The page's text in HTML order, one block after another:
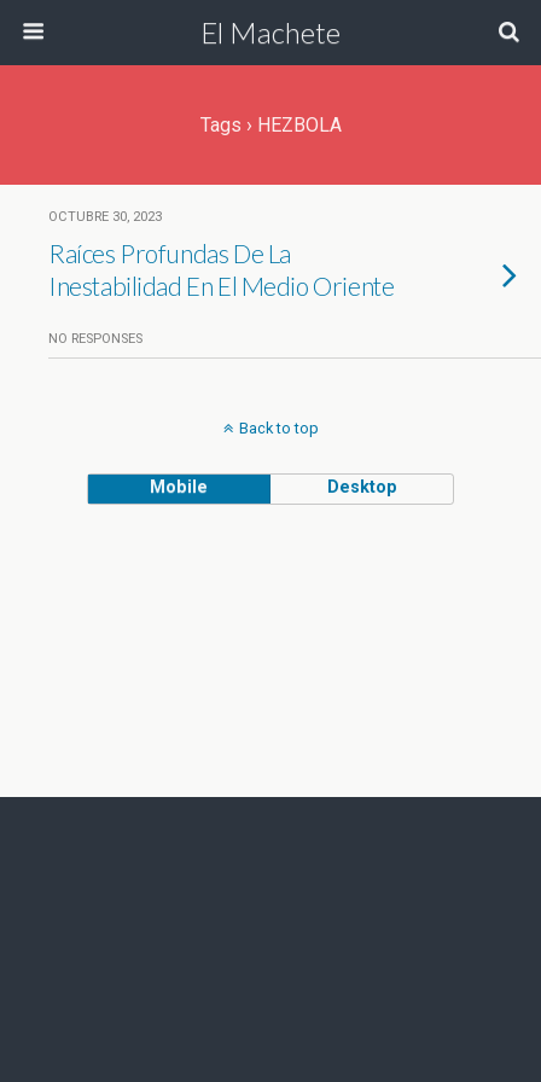
El Machete
Tags › HEZBOLA
OCTUBRE 30, 2023
Raíces Profundas De La
Inestabilidad En El Medio Oriente
NO RESPONSES
Back to top
Mobile Desktop